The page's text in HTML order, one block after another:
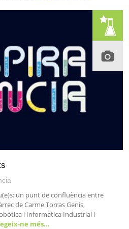
un punt de confluència entre
de Carme Torras Genis,
i Informàtica Industrial i
ne més…